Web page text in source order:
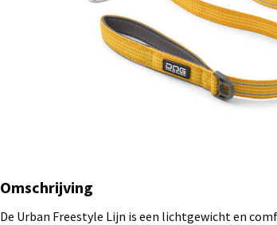
Omschrijving
De Urban Freestyle Lijn is een lichtgewicht en